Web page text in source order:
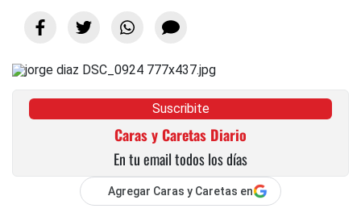
Suscribite
Caras y Caretas Diario
En tu email todos los días
Agregar Caras y Caretas en